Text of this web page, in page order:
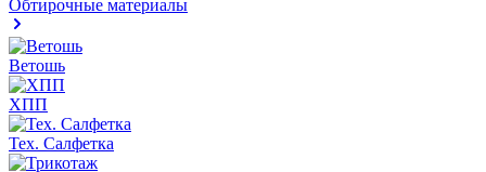
Обтирочные материалы
Ветошь
ХПП
Тех. Салфетка